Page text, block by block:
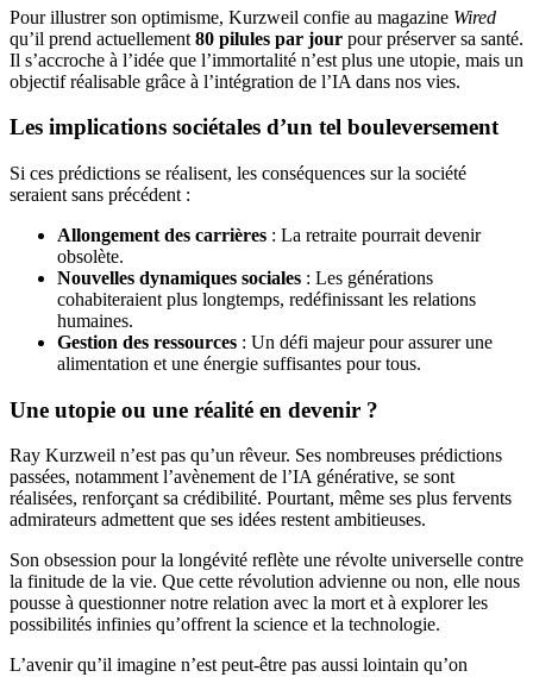
Pour illustrer son optimisme, Kurzweil confie au magazine Wired
qu’il prend actuellement 80 pilules par jour pour préserver sa santé.
Il s’accroche à l’idée que l’immortalité n’est plus une utopie, mais un
objectif réalisable grâce à l’intégration de l’IA dans nos vies.
Les implications sociétales d’un tel bouleversement
Si ces prédictions se réalisent, les conséquences sur la société
seraient sans précédent :
Allongement des carrières : La retraite pourrait devenir
obsolète.
Nouvelles dynamiques sociales : Les générations
cohabiteraient plus longtemps, redéfinissant les relations
humaines.
Gestion des ressources : Un défi majeur pour assurer une
alimentation et une énergie suffisantes pour tous.
Une utopie ou une réalité en devenir ?
Ray Kurzweil n’est pas qu’un rêveur. Ses nombreuses prédictions
passées, notamment l’avènement de l’IA générative, se sont
réalisées, renforçant sa crédibilité. Pourtant, même ses plus fervents
admirateurs admettent que ses idées restent ambitieuses.
Son obsession pour la longévité reflète une révolte universelle contre
la finitude de la vie. Que cette révolution advienne ou non, elle nous
pousse à questionner notre relation avec la mort et à explorer les
possibilités infinies qu’offrent la science et la technologie.
L’avenir qu’il imagine n’est peut-être pas aussi lointain qu’on